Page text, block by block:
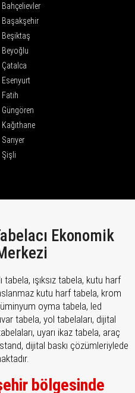
Bahçelievler
Başakşehir
Beşiktaş
Beyoğlu
Çatalca
Esenyurt
Fatih
Güngören
Kağıthane
Sarıyer
Şişli
Ekonomik
tabela, ışıksız tabela, kutu harf
kutu harf tabela, krom
oyma tabela, led
tabela, yol tabelaları, dijital
uyarı ikaz tabela, araç
dijital baskı çözümleriylede
bölgesinde